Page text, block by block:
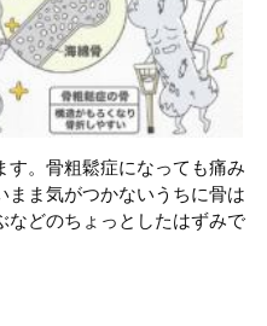
す。骨粗鬆症になっても痛み
まま気がつかないうちに骨は
などのちょっとしたはずみで